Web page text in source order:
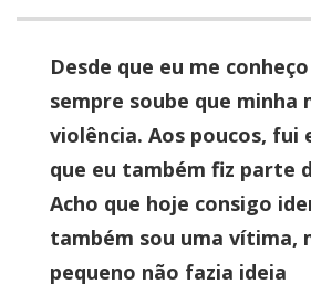
Desde que eu me
sempre soube que minha
violência. Aos poucos, fui
que eu também fiz parte
Acho que hoje consigo
também sou uma vítima,
pequeno não fazia ideia